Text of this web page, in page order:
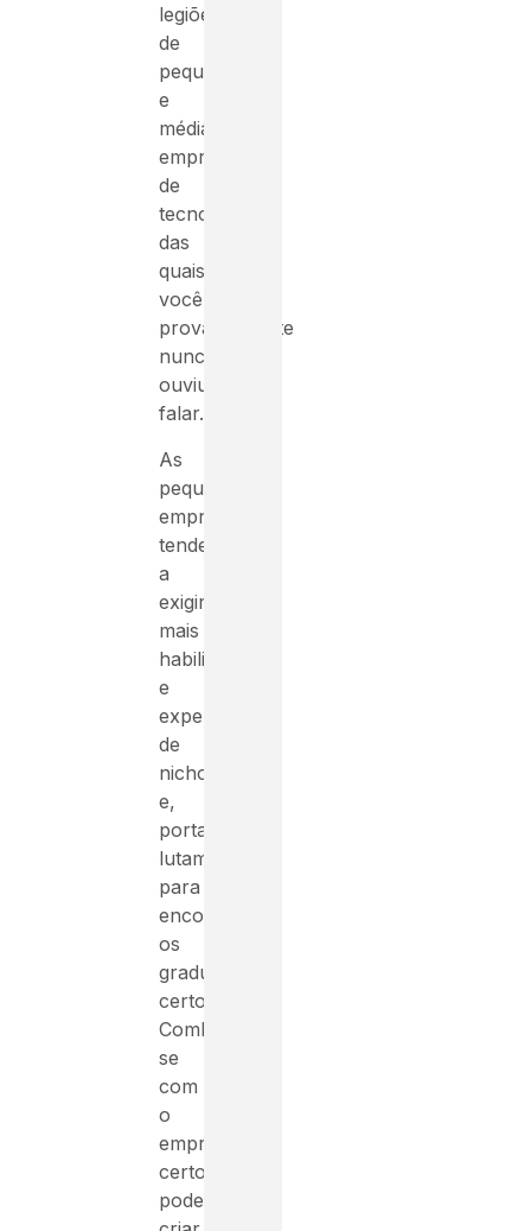
legiões
de
pequenas
e
médias
empresas
de
tecnologia,
das
quais
você
provavelmente
nunca
ouviu
falar.
As
pequenas
empresas
tendem
a
exigir
mais
habilidades
e
experiência
de
nicho
e,
portanto,
lutam
para
encontrar
os
graduados
certos.
Combinar-
se
com
o
empregador
certo
pode